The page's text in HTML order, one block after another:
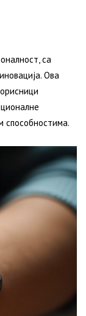
са
Ова
способностима.